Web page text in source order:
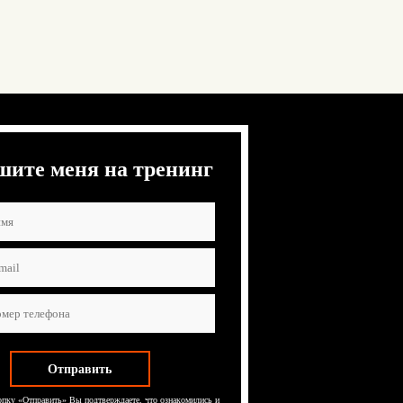
меня на тренинг
«Отправить» Вы подтверждаете, что ознакомились и